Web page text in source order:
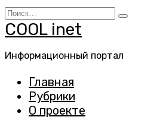
Перейти
к
содержанию
Search
for:
COOL inet
Информационный портал
Главная
Рубрики
О проекте